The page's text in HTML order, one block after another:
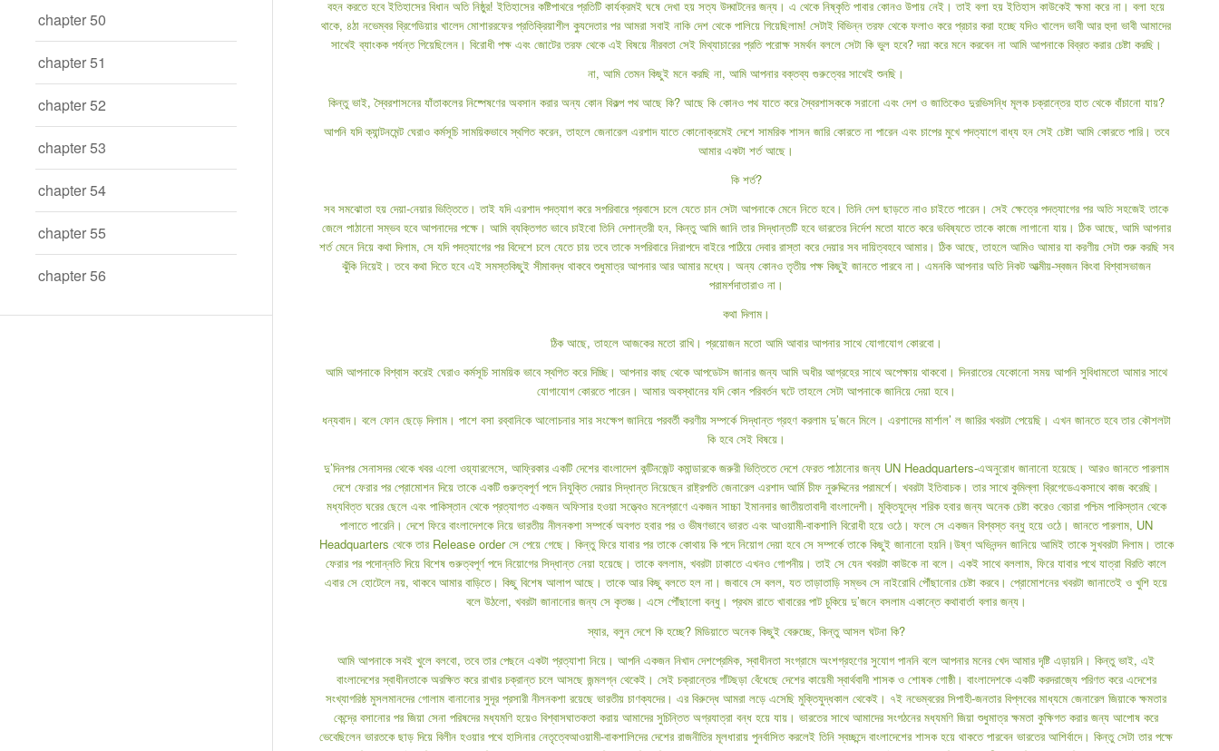
chapter 50
chapter 51
chapter 52
chapter 53
chapter 54
chapter 55
chapter 56
বহন করতে হবে ইতিহাসের বিধান অতি নিষ্ঠুর! ইতিহাসের কষ্টিপাথরে প্রতিটি কার্যক্রমই ঘষে দেখা হয় সত্য উদ্ঘাটনের জন্য। এ থেকে নিষ্কৃতি পাবার কোনও উপায় নেই। তাই বলা হয় ইতিহাস কাউকেই ক্ষমা করে না। বলা হয়ে
থাকে, ৪ঠা নভেম্বর ব্রিগেডিয়ার খালেদ মোশাররফের প্রতিক্রিয়াশীল ক্যুদেতার পর আমরা সবাই নাকি দেশ থেকে পালিয়ে গিয়েছিলাম! সেটাই বিভিন্ন তরফ থেকে ফলাও করে প্রচার করা হচ্ছে যদিও খালেদ ভাবী আর হুদা ভাবী আমাদের
সাথেই ব্যাংকক পর্যন্ত গিয়েছিলেন। বিরোধী পক্ষ এবং জোটের তরফ থেকে এই বিষয়ে নীরবতা সেই মিথ্যাচারের প্রতি পরোক্ষ সমর্থন বললে সেটা কি ভুল হবে? দয়া করে মনে করবেন না আমি আপনাকে বিব্রত করার চেষ্টা করছি।
না, আমি তেমন কিছুই মনে করছি না, আমি আপনার বক্তব্য গুরুত্বের সাথেই শুনছি।
কিন্তু ভাই, স্বৈরশাসনের যাঁতাকলের নিষ্পেষণের অবসান করার অন্য কোন বিকল্প পথ আছে কি? আছে কি কোনও পথ যাতে করে স্বৈরশাসককে সরানো এবং দেশ ও জাতিকেও দুরভিসন্ধি মূলক চক্রান্তের হাত থেকে বাঁচানো যায়?
আপনি যদি ক্যান্টনমেন্ট ঘেরাও কর্মসূচি সাময়িকভাবে স্থগিত করেন, তাহলে জেনারেল এরশাদ যাতে কোনোক্রমেই দেশে সামরিক শাসন জারি কোরতে না পারেন এবং চাপের মুখে পদত্যাগে বাধ্য হন সেই চেষ্টা আমি কোরতে পারি। তবে
আমার একটা শর্ত আছে।
কি শর্ত?
সব সমঝোতা হয় দেয়া-নেয়ার ভিত্তিতে। তাই যদি এরশাদ পদত্যাগ করে সপরিবারে প্রবাসে চলে যেতে চান সেটা আপনাকে মেনে নিতে হবে। তিনি দেশ ছাড়তে নাও চাইতে পারেন। সেই ক্ষেত্রে পদত্যাগের পর অতি সহজেই তাকে
জেলে পাঠানো সম্ভব হবে আপনাদের পক্ষে। আমি ব্যক্তিগত ভাবে চাইবো তিনি দেশান্তরী হন, কিন্তু আমি জানি তার সিদ্ধান্তটি হবে ভারতের নির্দেশ মতো যাতে করে ভবিষ্যতে তাকে কাজে লাগানো যায়। ঠিক আছে, আমি আপনার
শর্ত মেনে নিয়ে কথা দিলাম, সে যদি পদত্যাগের পর বিদেশে চলে যেতে চায় তবে তাকে সপরিবারে নিরাপদে বাইরে পাঠিয়ে দেবার রাস্তা করে দেয়ার সব দায়িত্বহবে আমার। ঠিক আছে, তাহলে আমিও আমার যা করণীয় সেটা শুরু করছি সব
ঝুঁকি নিয়েই। তবে কথা দিতে হবে এই সমস্তকিছুই সীমাবদ্ধ থাকবে শুধুমাত্র আপনার আর আমার মধ্যে। অন্য কোনও তৃতীয় পক্ষ কিছুই জানতে পারবে না। এমনকি আপনার অতি নিকট আত্মীয়-স্বজন কিংবা বিশ্বাসভাজন
পরামর্শদাতারাও না।
কথা দিলাম।
ঠিক আছে, তাহলে আজকের মতো রাখি। প্রয়োজন মতো আমি আবার আপনার সাথে যোগাযোগ কোরবো।
আমি আপনাকে বিশ্বাস করেই ঘেরাও কর্মসূচি সাময়িক ভাবে স্থগিত করে দিচ্ছি। আপনার কাছ থেকে আপডেটস জানার জন্য আমি অধীর আগ্রহের সাথে অপেক্ষায় থাকবো। দিনরাতের যেকোনো সময় আপনি সুবিধামতো আমার সাথে
যোগাযোগ কোরতে পারেন। আমার অবস্থানের যদি কোন পরিবর্তন ঘটে তাহলে সেটা আপনাকে জানিয়ে দেয়া হবে।
ধন্যবাদ। বলে ফোন ছেড়ে দিলাম। পাশে বসা রব্বানিকে আলোচনার সার সংক্ষেপ জানিয়ে পরবর্তী করণীয় সম্পর্কে সিদ্ধান্ত গ্রহণ করলাম দু’জনে মিলে। এরশাদের মার্শাল’ ল জারির খবরটা পেয়েছি। এখন জানতে হবে তার কৌশলটা
কি হবে সেই বিষয়ে।
দু’দিনপর সেনাসদর থেকে খবর এলো ওয়্যারলেসে, আফ্রিকার একটি দেশের বাংলাদেশ কন্টিনজেন্ট কমান্ডারকে জরুরী ভিত্তিতে দেশে ফেরত পাঠানোর জন্য UN Headquarters-এঅনুরোধ জানানো হয়েছে। আরও জানতে পারলাম
দেশে ফেরার পর প্রোমোশন দিয়ে তাকে একটি গুরুত্বপূর্ণ পদে নিযুক্তি দেয়ার সিদ্ধান্ত নিয়েছেন রাষ্ট্রপতি জেনারেল এরশাদ আর্মি চীফ নুরুদ্দিনের পরামর্শে। খবরটা ইতিবাচক। তার সাথে কুমিল্লা ব্রিগেডেএকসাথে কাজ করেছি।
মধ্যবিত্ত ঘরের ছেলে এবং পাকিস্তান থেকে প্রত্যাগত একজন অফিসার হওয়া সত্ত্বেও মনেপ্রাণে একজন সাচ্চা ইমানদার জাতীয়তাবাদী বাংলাদেশী। মুক্তিযুদ্ধে শরিক হবার জন্য অনেক চেষ্টা করেও বেচারা পশ্চিম পাকিস্তান থেকে
পালাতে পারেনি। দেশে ফিরে বাংলাদেশকে নিয়ে ভারতীয় নীলনকশা সম্পর্কে অবগত হবার পর ও ভীষণভাবে ভারত এবং আওয়ামী-বাকশালি বিরোধী হয়ে ওঠে। ফলে সে একজন বিশ্বস্ত বন্ধু হয়ে ওঠে। জানতে পারলাম, UN
Headquarters থেকে তার Release order সে পেয়ে গেছে। কিন্তু ফিরে যাবার পর তাকে কোথায় কি পদে নিয়োগ দেয়া হবে সে সম্পর্কে তাকে কিছুই জানানো হয়নি।উষ্ণ অভিনন্দন জানিয়ে আমিই তাকে সুখবরটা দিলাম। তাকে
ফেরার পর পদোন্নতি দিয়ে বিশেষ গুরুত্বপূর্ণ পদে নিয়োগের সিদ্ধান্ত নেয়া হয়েছে। তাকে বললাম, খবরটা ঢাকাতে এখনও গোপনীয়। তাই সে যেন খবরটা কাউকে না বলে। একই সাথে বললাম, ফিরে যাবার পথে যাত্রা বিরতি কালে
এবার সে হোটেলে নয়, থাকবে আমার বাড়িতে। কিছু বিশেষ আলাপ আছে। তাকে আর কিছু বলতে হল না। জবাবে সে বলল, যত তাড়াতাড়ি সম্ভব সে নাইরোবি পৌঁছানোর চেষ্টা করবে। প্রোমোশনের খবরটা জানাতেই ও খুশি হয়ে
বলে উঠলো, খবরটা জানানোর জন্য সে কৃতজ্ঞ। এসে পৌঁছালো বন্ধু। প্রথম রাতে খাবারের পাট চুকিয়ে দু’জনে বসলাম একান্তে কথাবার্তা বলার জন্য।
স্যার, বলুন দেশে কি হচ্ছে? মিডিয়াতে অনেক কিছুই বেরুচ্ছে, কিন্তু আসল ঘটনা কি?
আমি আপনাকে সবই খুলে বলবো, তবে তার পেছনে একটা প্রত্যাশা নিয়ে। আপনি একজন নিখাদ দেশপ্রেমিক, স্বাধীনতা সংগ্রামে অংশগ্রহণের সুযোগ পাননি বলে আপনার মনের খেদ আমার দৃষ্টি এড়ায়নি। কিন্তু ভাই, এই
বাংলাদেশের স্বাধীনতাকে অরক্ষিত করে রাখার চক্রান্ত চলে আসছে জন্মলগ্ন থেকেই। সেই চক্রান্তের গাঁটছড়া বেঁধেছে দেশের কায়েমী স্বার্থবাদী শাসক ও শোষক গোষ্ঠী। বাংলাদেশকে একটি করদরাজ্যে পরিণত করে এদেশের
সংখ্যাগরিষ্ঠ মুসলমানদের গোলাম বানানোর সুদূর প্রসারী নীলনকশা রয়েছে ভারতীয় চাণক্যদের। এর বিরুদ্ধে আমরা লড়ে এসেছি মুক্তিযুদ্ধকাল থেকেই। ৭ই নভেম্বরের সিপাহী-জনতার বিপ্লবের মাধ্যমে জেনারেল জিয়াকে ক্ষমতার
কেন্দ্রে বসানোর পর জিয়া সেনা পরিষদের মধ্যমণি হয়েও বিশ্বাসঘাতকতা করায় আমাদের সুচিন্তিত অগ্রযাত্রা বন্ধ হয়ে যায়। ভারতের সাথে আমাদের সংগঠনের মধ্যমণি জিয়া শুধুমাত্র ক্ষমতা কুক্ষিগত করার জন্য আপোষ করে
ভেবেছিলেন ভারতকে ছাড় দিয়ে বিলীন হওয়ার পথে হাসিনার নেতৃত্বেআওয়ামী-বাকশালিদের দেশের রাজনীতির মূলধারায় পুনর্বাসিত করলেই তিনি স্বচ্ছন্দে বাংলাদেশের শাসক হয়ে থাকতে পারবেন ভারতের আশির্বাদে। কিন্তু সেটা তার পক্ষে